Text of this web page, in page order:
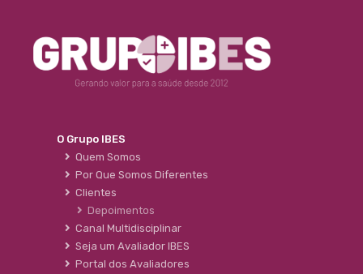
O Grupo IBES
Quem Somos
Por Que Somos Diferentes
Clientes
Depoimentos
Canal Multidisciplinar
Seja um Avaliador IBES
Portal dos Avaliadores